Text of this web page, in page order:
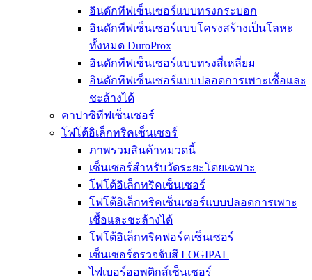
อินดักทีฟเซ็นเซอร์แบบทรงกระบอก
อินดักทีฟเซ็นเซอร์แบบโครงสร้างเป็นโลหะ
ทั้งหมด DuroProx
อินดักทีฟเซ็นเซอร์แบบทรงสี่เหลี่ยม
อินดักทีฟเซ็นเซอร์แบบปลอดการเพาะเชื้อและ
ชะล้างได้
คาปาซิทีฟเซ็นเซอร์
โฟโต้อิเล็กทริคเซ็นเซอร์
ภาพรวมสินค้าหมวดนี้
เซ็นเซอร์สำหรับวัดระยะโดยเฉพาะ
โฟโต้อิเล็กทริคเซ็นเซอร์
โฟโต้อิเล็กทริคเซ็นเซอร์แบบปลอดการเพาะ
เชื้อและชะล้างได้
โฟโต้อิเล็กทริคฟอร์คเซ็นเซอร์
เซ็นเซอร์ตรวจจับสี LOGIPAL
ไฟเบอร์ออพติกส์เซ็นเซอร์